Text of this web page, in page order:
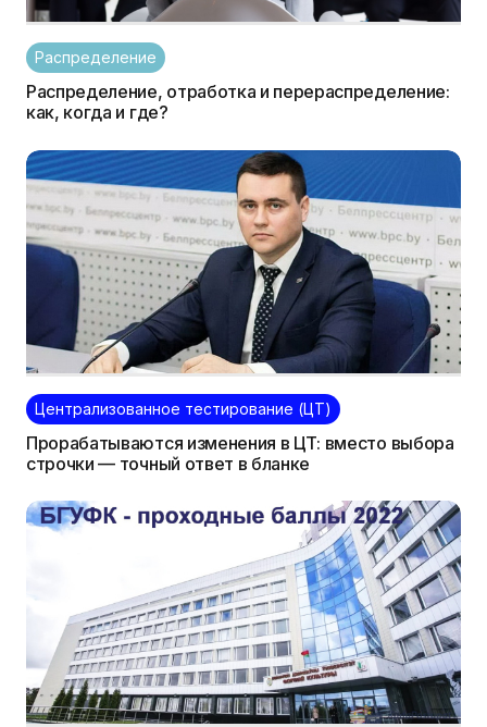
Распределение
Распределение, отработка и перераспределение:
как, когда и где?
Централизованное тестирование (ЦТ)
Прорабатываются изменения в ЦТ: вместо выбора
строчки — точный ответ в бланке